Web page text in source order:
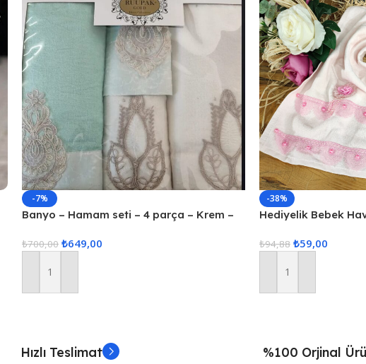
-7%
Banyo – Hamam seti – 4 parça – Krem –
₺700,00 ₺649,00
Sepete Ekle
-38%
Hediyelik Bebek
₺94,88 ₺59,00
Sepete Ekle
Hızlı Teslimat %100 Orjinal